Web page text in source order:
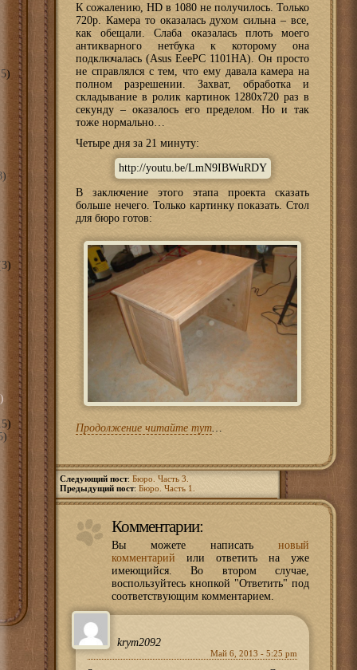
К сожалению, HD в 1080 не получилось. Только
720p. Камера то оказалась духом сильна – все,
как обещали. Слаба оказалась плоть моего
антикварного нетбука к которому она
подключалась (Asus EeePC 1101HA). Он просто
не справлялся с тем, что ему давала камера на
полном разрешении. Захват, обработка и
складывание в ролик картинок 1280х720 раз в
секунду – оказалось его пределом. Но и так
тоже нормально…
Четыре дня за 21 минуту:
http://youtu.be/LmN9IBWuRDY
В заключение этого этапа проекта сказать
больше нечего. Только картинку показать. Стол
для бюро готов:
Продолжение читайте тут…
Следующий пост: Бюро. Часть 3.
Предыдущий пост: Бюро. Часть 1.
Комментарии:
Вы можете написать новый
комментарий или ответить на уже
имеющийся. Во втором случае,
воспользуйтесь кнопкой "Ответить" под
соответствующим комментарием.
krym2092
Май 6, 2013 - 5:25 pm